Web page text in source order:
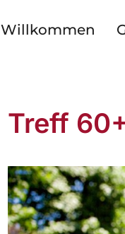
Willkommen
Treff